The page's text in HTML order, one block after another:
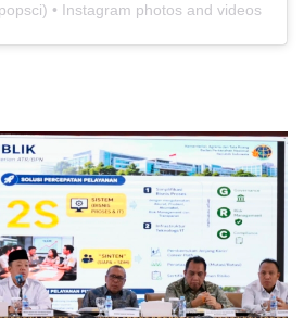
popsci) • Instagram photos and videos